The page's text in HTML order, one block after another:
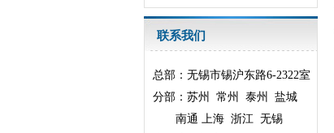
联系我们
总部：无锡市锡沪东路6-2322室
分部：苏州 常州 泰州 盐城
南通 上海 浙江 无锡